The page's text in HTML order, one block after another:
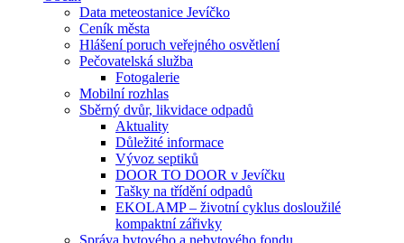
Data meteostanice Jevíčko
Ceník města
Hlášení poruch veřejného osvětlení
Pečovatelská služba
Fotogalerie
Mobilní rozhlas
Sběrný dvůr, likvidace odpadů
Aktuality
Důležité informace
Vývoz septiků
DOOR TO DOOR v Jevíčku
Tašky na třídění odpadů
EKOLAMP – životní cyklus dosloužilé
kompaktní zářivky
Správa bytového a nebytového fondu